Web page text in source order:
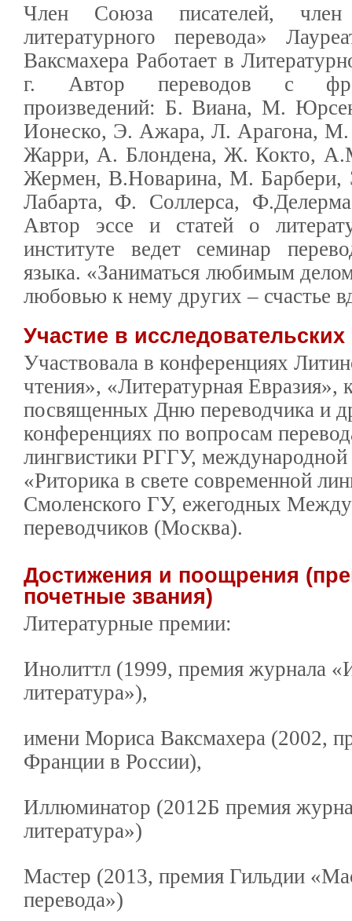
Член Союза писателей,
литературного перевода»
Ваксмахера Работает в
г. Автор переводов с
произведений: Б. Виана, М.
Ионеско, Э. Ажара, Л. Арагона,
Жарри, А. Блондена, Ж. Кокто,
Жермен, В.Новарина, М.
Лабарта, Ф. Соллерса,
Автор эссе и статей о
институте ведет семинар
языка. «Заниматься любимым
любовью к нему других – счастье
Участие в
Участвовала в конференциях
чтения», «Литературная Евразия»,
посвященных Дню переводчика и
конференциях по вопросам
лингвистики РГГУ,
«Риторика в свете современной
Смоленского ГУ, ежегодных
переводчиков (Москва).
Достижения и поощрения
почетные звания)
Литературные премии:
Инолиттл (1999, премия журнала
литература»),
имени Мориса Ваксмахера (2002,
Франции в России),
Иллюминатор (2012Б премия
литература»)
Мастер (2013, премия Гильдии
перевода»)